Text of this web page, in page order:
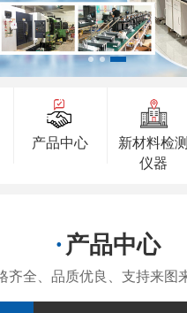
产品中心
新材料检测
仪器
产品中心